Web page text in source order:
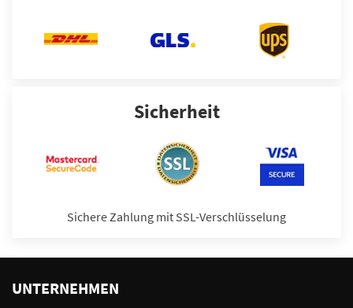
Sicherheit
Sichere Zahlung mit SSL-Verschlüsselung
UNTERNEHMEN